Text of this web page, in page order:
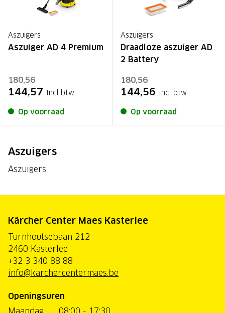
Aszuigers
Aszuiger AD 4 Premium
180,56
144,57 Incl btw
Op voorraad
Aszuigers
Draadloze aszuiger AD
2 Battery
180,56
144,56 Incl btw
Op voorraad
Aszuigers
Aszuigers
Kärcher Center Maes Kasterlee
Turnhoutsebaan 212
2460 Kasterlee
+32 3 340 88 88
info@karchercentermaes.be
Openingsuren
Maandag
08:00 - 17:30